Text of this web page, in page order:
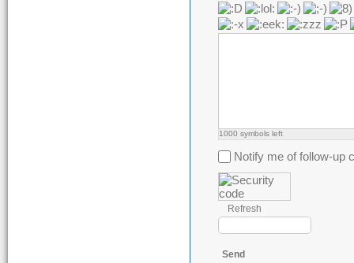
1000 symbols left
Notify me of follow-up
Refresh
Send